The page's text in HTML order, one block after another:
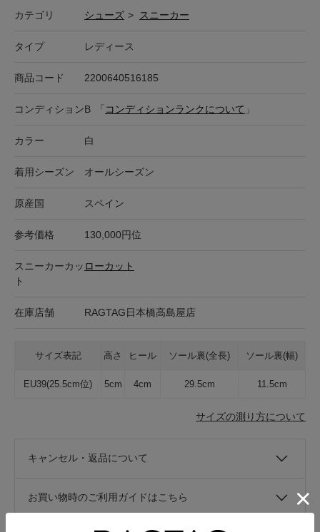
カテゴリ シューズ > スニーカー
タイプ レディース
商品コード 2200640516185
コンディションB 「 コンディションランクについて 」
カラー 白
着用シーズン オールシーズン
原産国 スペイン
参考価格 130,000円位
スニーカーカッ
ト
ローカット
在庫店舗 RAGTAG日本橋高島屋店
サイズ表記 高さ ヒール ソール裏(全長) ソール裏(幅)
EU39(25.5cm位) 5cm 4cm 29.5cm 11.5cm
サイズの測り方について
キャンセル・返品について
お買い物時のご利用ガイドはこちら